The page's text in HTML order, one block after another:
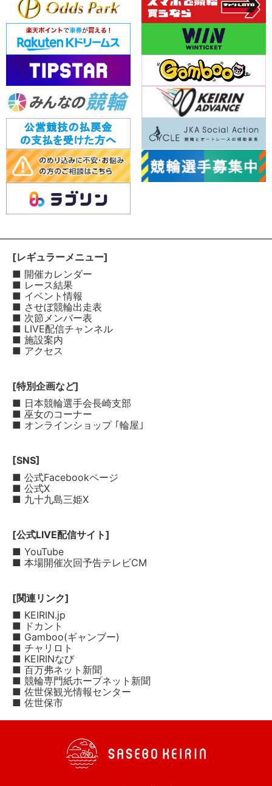
[レギュラーメニュー]
■ 開催カレンダー
■ レース結果
■ イベント情報
■ させぼ競輪出走表
■ 次節メンバー表
■ LIVE配信チャンネル
■ 施設案内
■ アクセス
[特別企画など]
■ 日本競輪選手会長崎支部
■ 巫女のコーナー
■ オンラインショップ ｢輪屋｣
[SNS]
■ 公式Facebookページ
■ 公式X
■ 九十九島三姫X
[公式LIVE配信サイト]
■ YouTube
■ 本場開催次回予告テレビCM
[関連リンク]
■ KEIRIN.jp
■ ドカント
■ Gamboo(ギャンブー)
■ チャリロト
■ KEIRINなび
■ 百万弗ネット新聞
■ 競輪専門紙ホープネット新聞
■ 佐世保観光情報センター
■ 佐世保市